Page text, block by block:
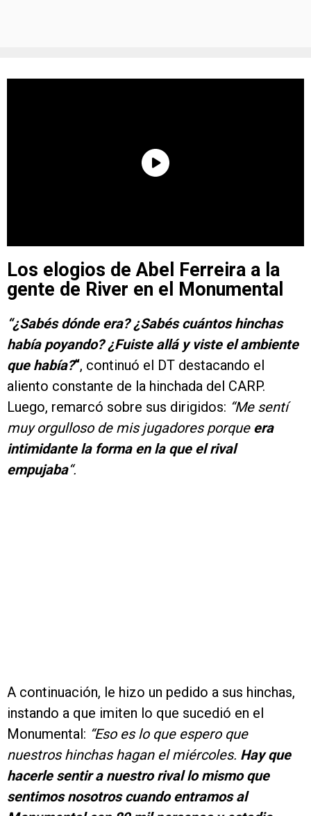
Los elogios de Abel Ferreira a la
gente de River en el Monumental
“¿Sabés dónde era? ¿Sabés cuántos hinchas
había poyando? ¿Fuiste allá y viste el ambiente
que había?“, continuó el DT destacando el
aliento constante de la hinchada del CARP.
Luego, remarcó sobre sus dirigidos: “Me sentí
muy orgulloso de mis jugadores porque era
intimidante la forma en la que el rival
empujaba“.
A continuación, le hizo un pedido a sus hinchas,
instando a que imiten lo que sucedió en el
Monumental: “Eso es lo que espero que
nuestros hinchas hagan el miércoles. Hay que
hacerle sentir a nuestro rival lo mismo que
sentimos nosotros cuando entramos al